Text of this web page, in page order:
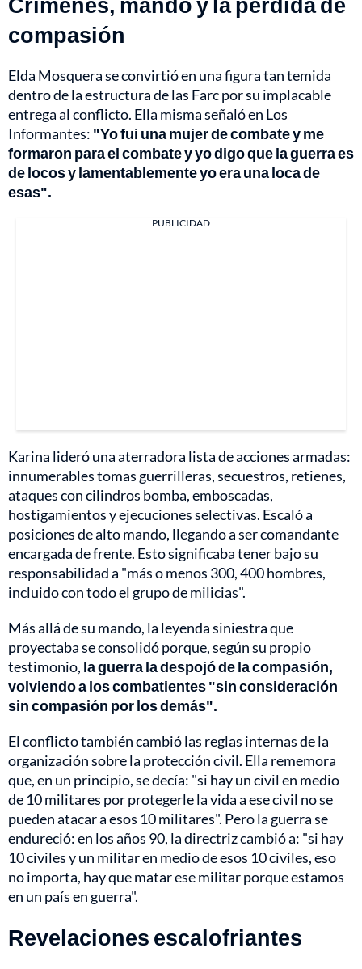
compasión
Elda Mosquera se convirtió en una figura tan temida
dentro de la estructura de las Farc por su implacable
entrega al conflicto. Ella misma señaló en Los
Informantes: "Yo fui una mujer de combate y me
formaron para el combate y yo digo que la guerra es
de locos y lamentablemente yo era una loca de
esas".
PUBLICIDAD
Karina lideró una aterradora lista de acciones armadas:
innumerables tomas guerrilleras, secuestros, retienes,
ataques con cilindros bomba, emboscadas,
hostigamientos y ejecuciones selectivas. Escaló a
posiciones de alto mando, llegando a ser comandante
encargada de frente. Esto significaba tener bajo su
responsabilidad a "más o menos 300, 400 hombres,
incluido con todo el grupo de milicias".
Más allá de su mando, la leyenda siniestra que
proyectaba se consolidó porque, según su propio
testimonio, la guerra la despojó de la compasión,
volviendo a los combatientes "sin consideración
sin compasión por los demás".
El conflicto también cambió las reglas internas de la
organización sobre la protección civil. Ella rememora
que, en un principio, se decía: "si hay un civil en medio
de 10 militares por protegerle la vida a ese civil no se
pueden atacar a esos 10 militares". Pero la guerra se
endureció: en los años 90, la directriz cambió a: "si hay
10 civiles y un militar en medio de esos 10 civiles, eso
no importa, hay que matar ese militar porque estamos
en un país en guerra".
Revelaciones escalofriantes